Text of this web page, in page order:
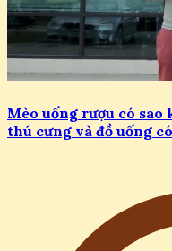
Mèo uống rượu có sao
thú cưng và đồ uống